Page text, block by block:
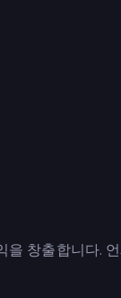
창출합니다.